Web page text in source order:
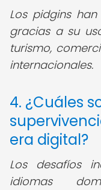
Los pidgins
gracias a su
turismo,
internacionales.
4. ¿Cuáles
era digital?
Los desafíos
idiomas